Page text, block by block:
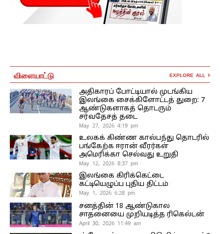
விளையாட்டு EXPLORE ALL
அதிகாரப் போட்டியால் முடங்கிய
இலங்கை சைக்கிளோட்டத் துறை: 7
ஆண்டுகளாகத் தொடரும்
சர்வதேசத் தடை
May 27, 2026 4:19 pm
உலகக் கிண்ண கால்பந்து தொடரில்
பங்கேற்க ஈரான் வீரர்கள்
அமெரிக்கா செல்வது உறுதி
May 12, 2026 8:37 pm
இலங்கை கிரிக்கெட்டை
கட்டியெழுப்ப புதிய திட்டம்
May 1, 2026 6:28 pm
சனத்தின் 18 ஆண்டுகால
சாதனையை முறியடித்த ரிகெல்டன்
April 30, 2026 11:49 am